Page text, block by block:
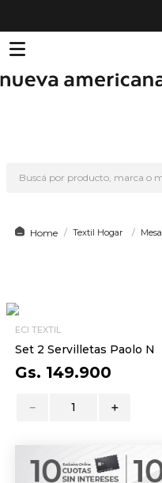
Textil Hogar Mesa
ECI TEXTIL
Set 2 Servilletas Paolo N
Gs. 149.900
＋
－
2.
nike
4.
lego
7
8
almohada
9.
hydrate